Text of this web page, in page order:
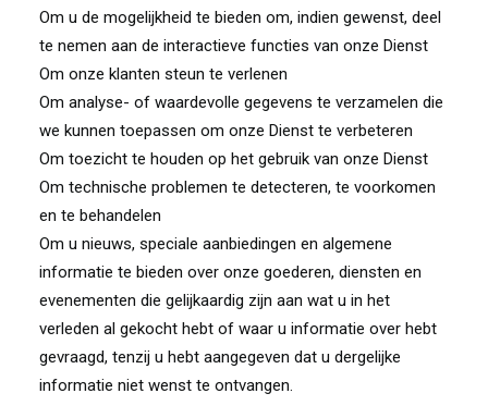
Om u de mogelijkheid te bieden om, indien gewenst, deel
te nemen aan de interactieve functies van onze Dienst
Om onze klanten steun te verlenen
Om analyse- of waardevolle gegevens te verzamelen die
we kunnen toepassen om onze Dienst te verbeteren
Om toezicht te houden op het gebruik van onze Dienst
Om technische problemen te detecteren, te voorkomen
en te behandelen
Om u nieuws, speciale aanbiedingen en algemene
informatie te bieden over onze goederen, diensten en
evenementen die gelijkaardig zijn aan wat u in het
verleden al gekocht hebt of waar u informatie over hebt
gevraagd, tenzij u hebt aangegeven dat u dergelijke
informatie niet wenst te ontvangen.